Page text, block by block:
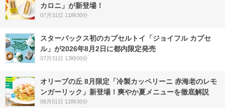
カロニ」が新登場！
07月31日 11時30分
スターバックス初のカプセルトイ「ジョイフル カプセ
ル」が2026年8月2日に都内限定発売
07月31日 13時00分
オリーブの丘 8月限定「冷製カッペリーニ 赤海老のレモ
ンガーリック」新登場！爽やか夏メニューを徹底解説
08月01日 11時30分